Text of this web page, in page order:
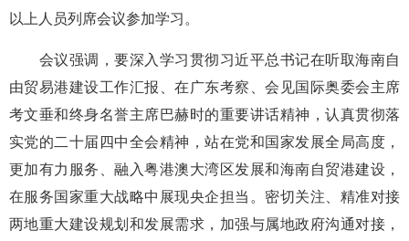
以上人员列席会议参加学习。
会议强调，要深入学习贯彻习近平总书记在听取海南自
由贸易港建设工作汇报、在广东考察、会见国际奥委会主席
考文垂和终身名誉主席巴赫时的重要讲话精神，认真贯彻落
实党的二十届四中全会精神，站在党和国家发展全局高度，
更加有力服务、融入粤港澳大湾区发展和海南自贸港建设，
在服务国家重大战略中展现央企担当。密切关注、精准对接
两地重大建设规划和发展需求，加强与属地政府沟通对接，